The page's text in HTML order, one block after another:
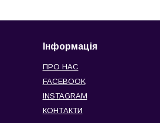
Інформація
ПРО НАС
FACEBOOK
INSTAGRAM
КОНТАКТИ